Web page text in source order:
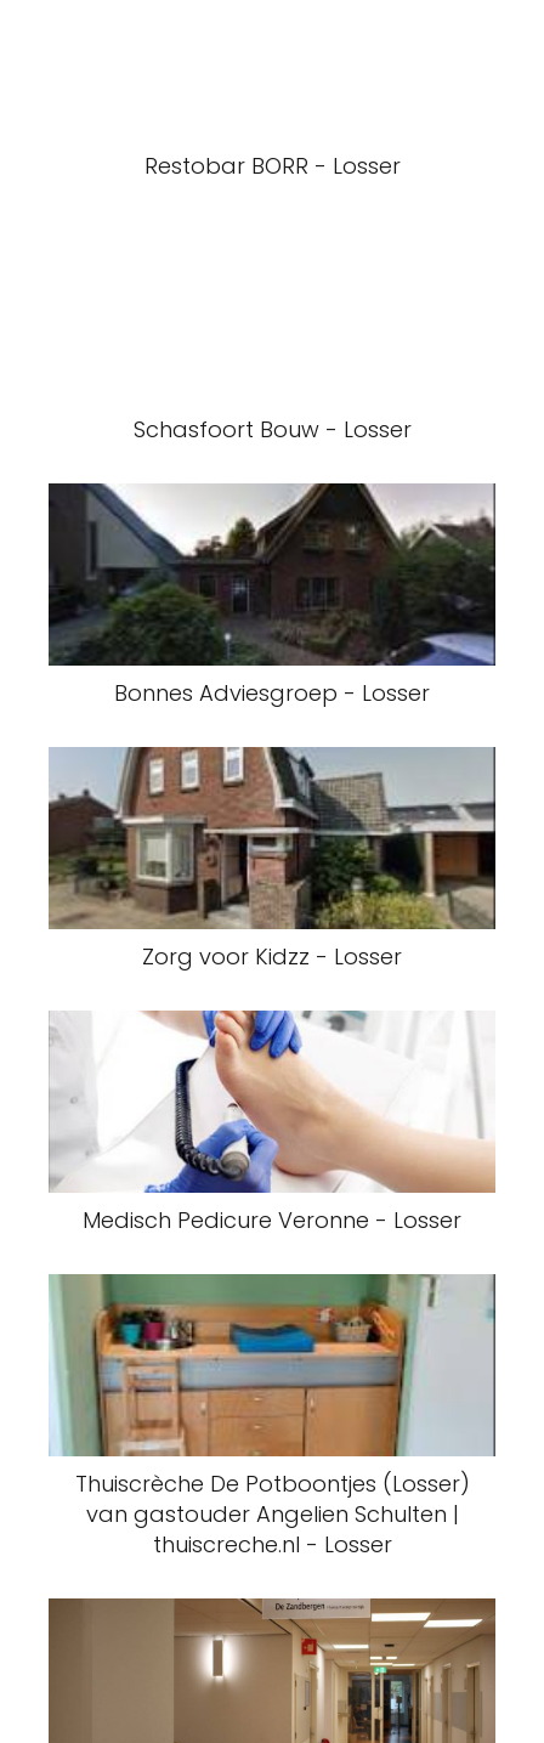
Restobar BORR - Losser
Schasfoort Bouw - Losser
Bonnes Adviesgroep - Losser
Zorg voor Kidzz - Losser
Medisch Pedicure Veronne - Losser
Thuiscrèche De Potboontjes (Losser)
van gastouder Angelien Schulten |
thuiscreche.nl - Losser